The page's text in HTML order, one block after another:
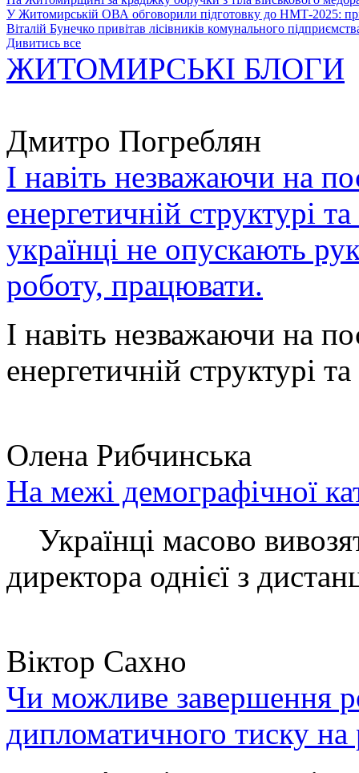
У Житомирській ОВА обговорили підготовку до НМТ-2025:
Віталій Бунечко привітав лісівників комунального
Дивитись все
ЖИТОМИРСЬКІ БЛОГИ
Дмитро Погреблян
І навіть незважаючи на
енергетичній структурі
українці не опускають
роботу, працювати.
І навіть незважаючи на
енергетичній структурі
Олена Рибчинська
На межі демографічної
Українці масово
директора однієї з
Віктор Сахно
Чи можливе завершення
дипломатичного тиску